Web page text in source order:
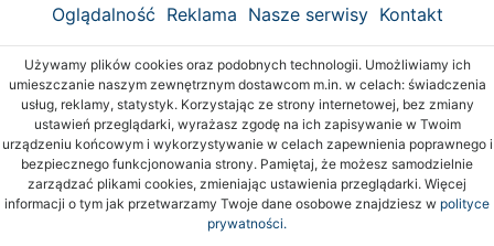
Oglądalność Reklama Nasze serwisy Kontakt
Używamy plików cookies oraz podobnych technologii. Umożliwiamy ich
umieszczanie naszym zewnętrznym dostawcom m.in. w celach: świadczenia
usług, reklamy, statystyk. Korzystając ze strony internetowej, bez zmiany
ustawień przeglądarki, wyrażasz zgodę na ich zapisywanie w Twoim
urządzeniu końcowym i wykorzystywanie w celach zapewnienia poprawnego i
bezpiecznego funkcjonowania strony. Pamiętaj, że możesz samodzielnie
zarządzać plikami cookies, zmieniając ustawienia przeglądarki. Więcej
informacji o tym jak przetwarzamy Twoje dane osobowe znajdziesz w polityce
prywatności.